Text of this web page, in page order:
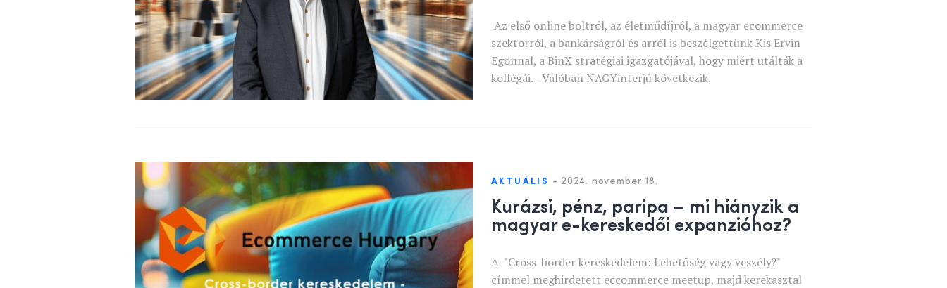
Az első online boltról, az életműdíjról, a magyar ecommerce
szektorról, a bankárságról és arról is beszélgettünk Kis Ervin
Egonnal, a BinX stratégiai igazgatójával, hogy miért utálták a
kollégái. - Valóban NAGYinterjú következik.
AKTUÁLIS - 2024. november 18.
Kurázsi, pénz, paripa – mi hiányzik a
magyar e-kereskedői expanzióhoz?
A "Cross-border kereskedelem: Lehetőség vagy veszély?"
címmel meghirdetett eccommerce meetup, majd kerekasztal